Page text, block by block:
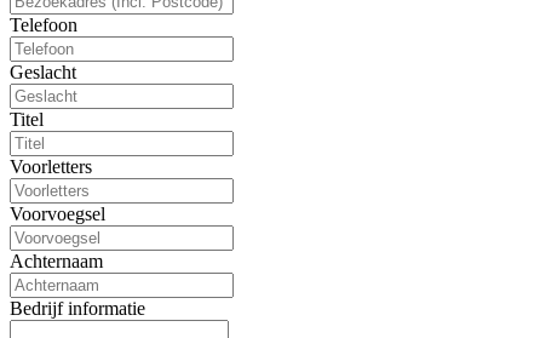
Telefoon
Geslacht
Titel
Voorletters
Voorvoegsel
Achternaam
Bedrijf informatie